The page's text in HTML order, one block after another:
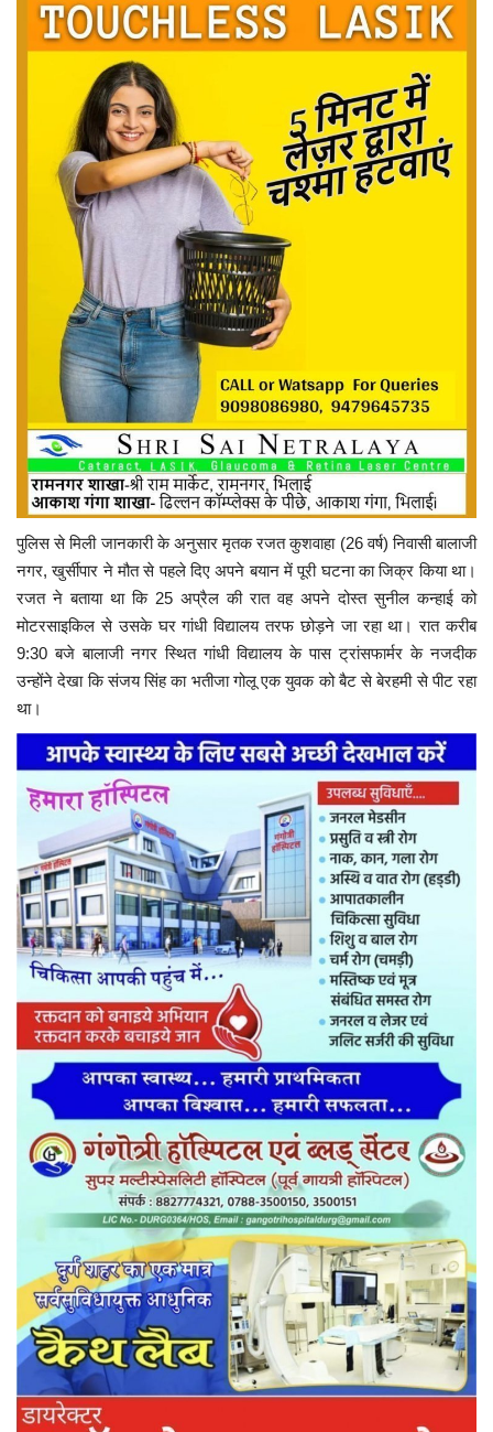
पुलिस से मिली जानकारी के अनुसार मृतक रजत कुशवाहा (26 वर्ष) निवासी बालाजी
नगर, खुर्सीपार ने मौत से पहले दिए अपने बयान में पूरी घटना का जिक्र किया था।
रजत ने बताया था कि 25 अप्रैल की रात वह अपने दोस्त सुनील कन्हाई को
मोटरसाइकिल से उसके घर गांधी विद्यालय तरफ छोड़ने जा रहा था। रात करीब
9:30 बजे बालाजी नगर स्थित गांधी विद्यालय के पास ट्रांसफार्मर के नजदीक
उन्होंने देखा कि संजय सिंह का भतीजा गोलू एक युवक को बैट से बेरहमी से पीट रहा
था।